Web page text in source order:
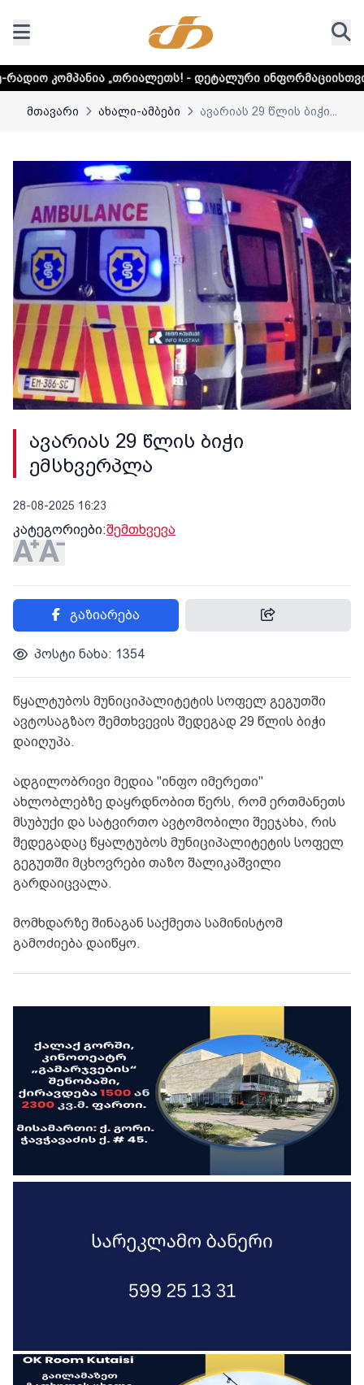
- დეტალური ინფორმაციისთვის დააკლიკეთ
მთავარი ახალი-ამბები ავარიას 29 წლის ბიჭი...
ავარიას 29 წლის ბიჭი
ემსხვერპლა
28-08-2025 16:23
კატეგორიები:შემთხვევა
გაზიარება
პოსტი ნახა: 1354
წყალტუბოს მუნიციპალიტეტის სოფელ გეგუთში
ავტოსაგზაო შემთხვევის შედეგად 29 წლის ბიჭი
დაიღუპა.
ადგილობრივი მედია "ინფო იმერეთი"
ახლობლებზე დაყრდნობით წერს, რომ ერთმანეთს
მსუბუქი და სატვირთო ავტომობილი შეეჯახა, რის
შედეგადაც წყალტუბოს მუნიციპალიტეტის სოფელ
გეგუთში მცხოვრები თაზო შალიკაშვილი
გარდაიცვალა.
მომხდარზე შინაგან საქმეთა სამინისტომ
გამოძიება დაიწყო.